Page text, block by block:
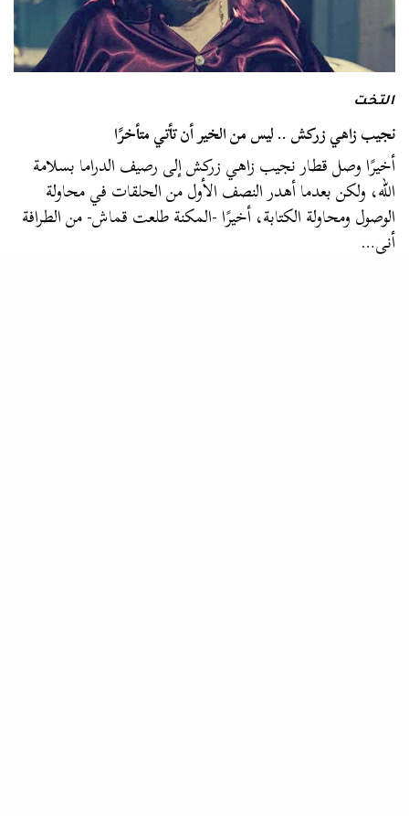
التخت
نجيب زاهي زركش .. ليس من الخير أن تأتي متأخرًا
أخيرًا وصل قطار نجيب زاهي زركش إلى رصيف الدراما بسلامة
الله، ولكن بعدما أهدر النصف الأول من الحلقات في محاولة
الوصول ومحاولة الكتابة، أخيرًا -المكنة طلعت قماش- من الطرافة
أني…